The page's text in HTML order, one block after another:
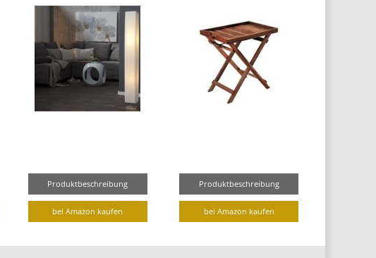
Produktbeschreibung
bei Amazon kaufen
Produktbeschreibung
bei Amazon kaufen